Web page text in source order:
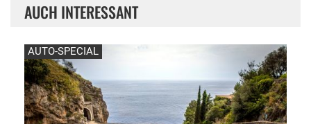
AUCH INTERESSANT
AUTO-SPECIAL